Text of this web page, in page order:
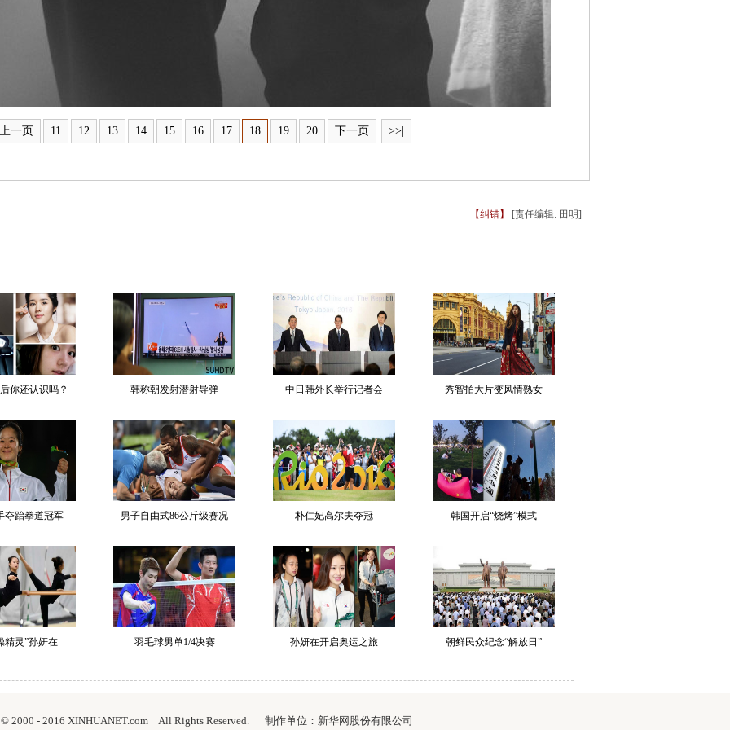
一页 11 12 13 14 15 16 17 18 19 20 下一页 >>|
【纠错】 [责任编辑: 田明]
你还认识吗？ 韩称朝发射潜射导弹 中日韩外长举行记者会 秀智拍大片变风情熟女
夺跆拳道冠军 男子自由式86公斤级赛况 朴仁妃高尔夫夺冠 韩国开启“烧烤”模式
精灵”孙妍在 羽毛球男单1/4决赛 孙妍在开启奥运之旅 朝鲜民众纪念“解放日”
2000 - 2016 XINHUANET.com All Rights Reserved. 制作单位：新华网股份有限公司